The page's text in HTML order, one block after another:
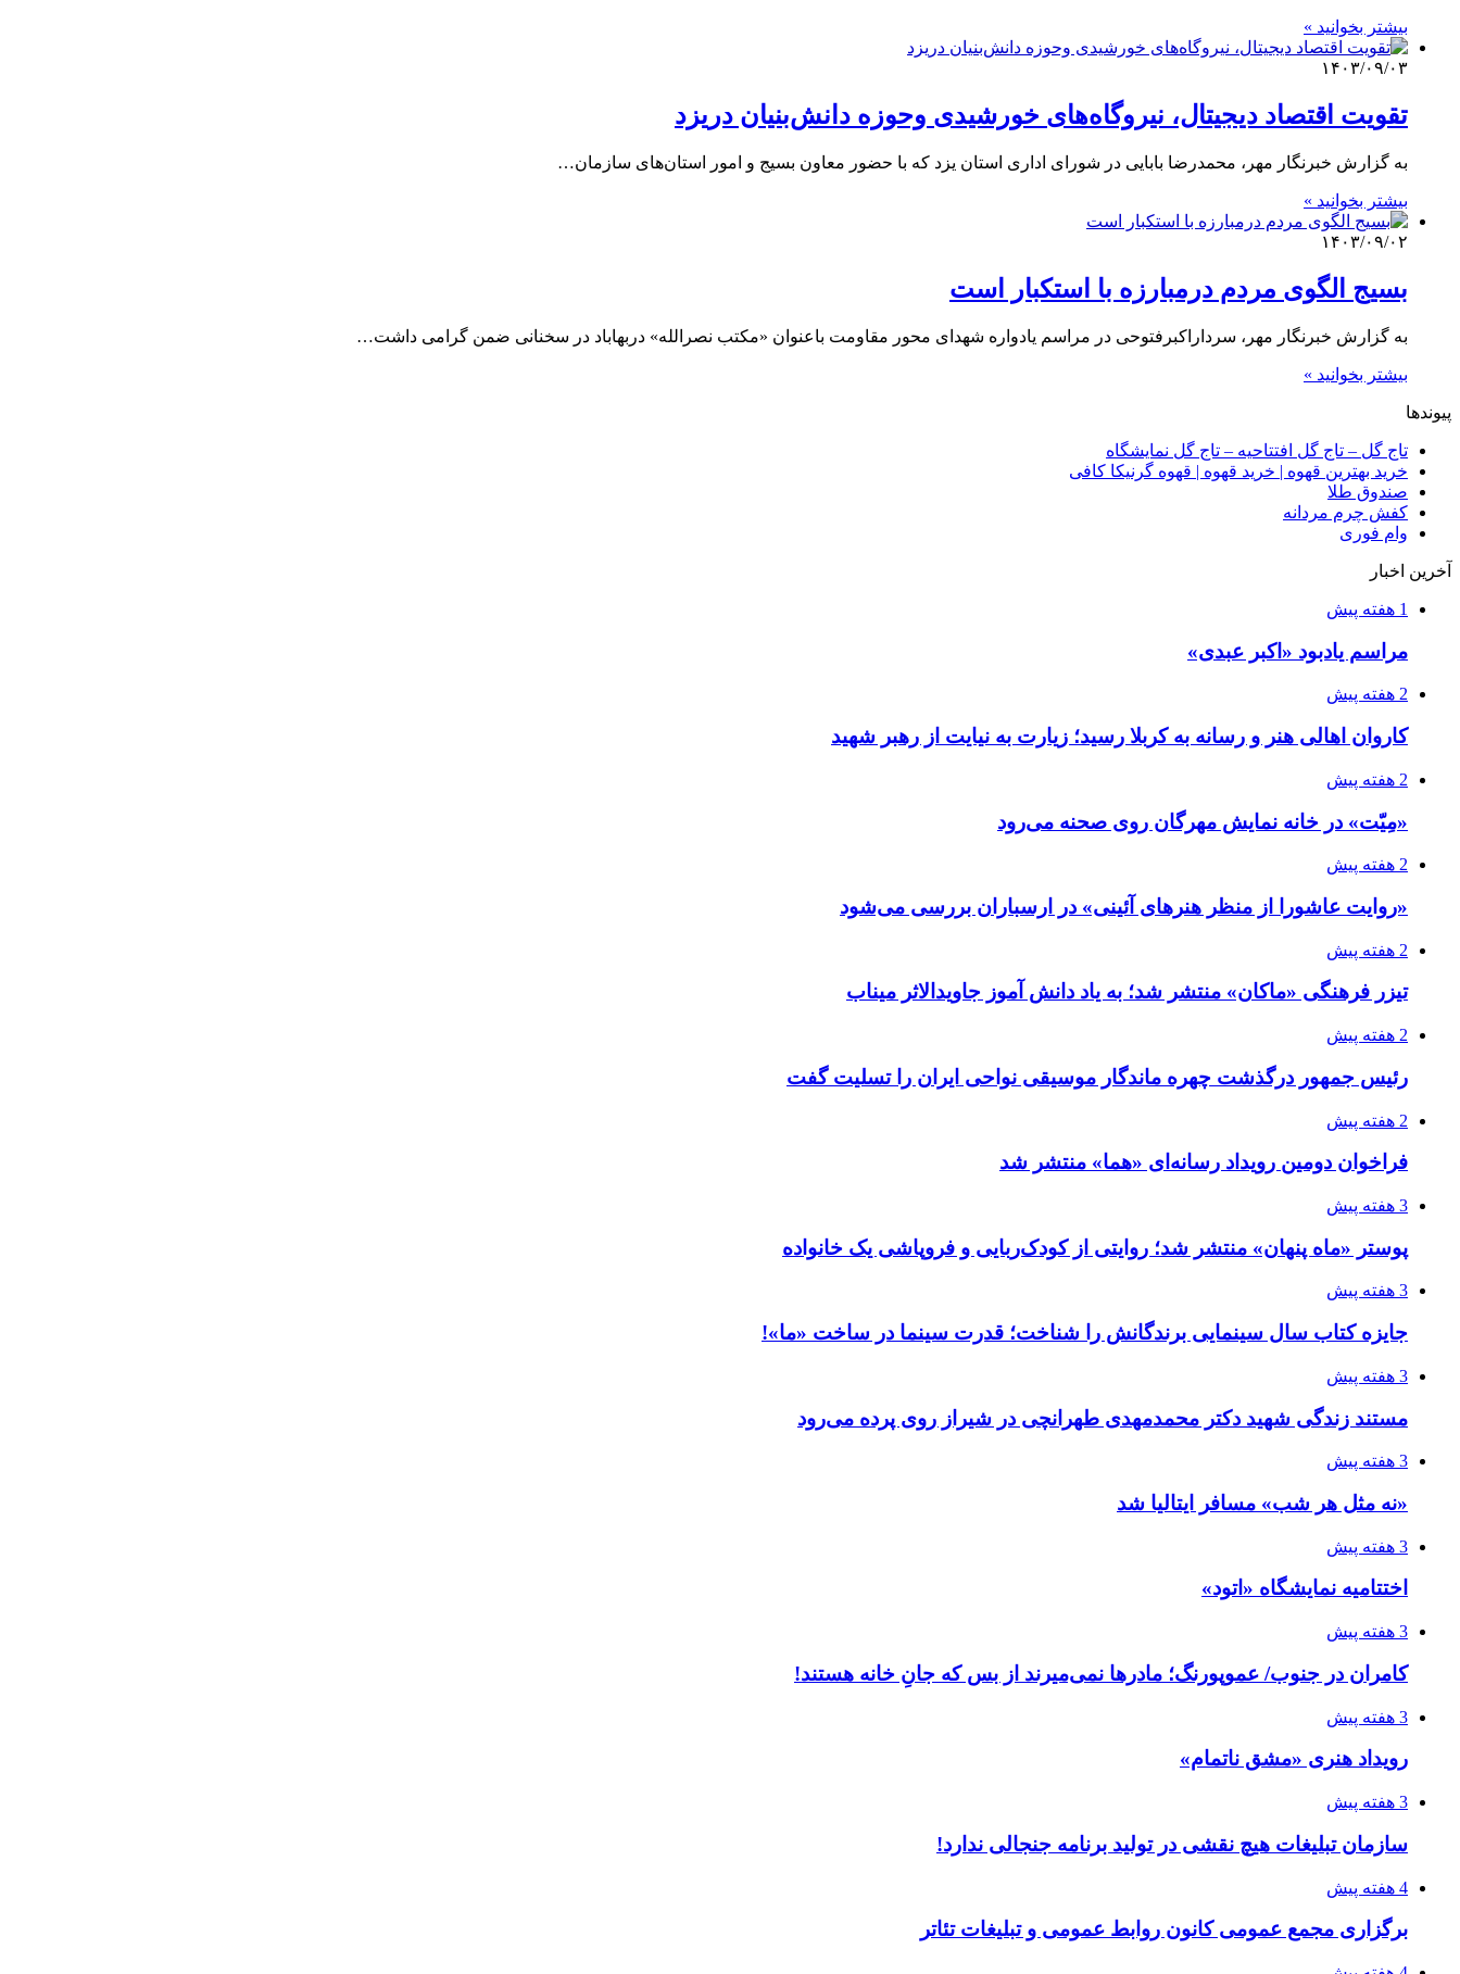
بیشتر بخوانید »
۱۴۰۳/۰۹/۰۳
تقویت اقتصاد دیجیتال، نیروگاه‌های خورشیدی وحوزه دانش‌بنیان دریزد
به گزارش خبرنگار مهر، محمدرضا بابایی در شورای اداری استان یزد که با حضور معاون بسیج و امور استان‌های سازمان…
بیشتر بخوانید »
۱۴۰۳/۰۹/۰۲
بسیج الگوی مردم درمبارزه با استکبار است
به گزارش خبرنگار مهر، سرداراکبرفتوحی در مراسم یادواره شهدای محور مقاومت باعنوان «مکتب نصرالله» دربهاباد در سخنانی ضمن گرامی داشت…
بیشتر بخوانید »
پیوندها
تاج گل – تاج گل افتتاحیه – تاج گل نمایشگاه
خرید بهترین قهوه | خرید قهوه | قهوه گرنیکا کافی
صندوق طلا
کفش چرم مردانه
وام فوری
آخرین اخبار
1 هفته پیش
مراسم یادبود «اکبر عبدی»
2 هفته پیش
کاروان اهالی هنر و رسانه به کربلا رسید؛ زیارت به نیایت از رهبر شهید
2 هفته پیش
«مِیّت» در خانه نمایش مهرگان روی صحنه می‌رود
2 هفته پیش
«روایت عاشورا از منظر هنرهای آئینی» در ارسباران بررسی می‌شود
2 هفته پیش
تیزر فرهنگی «ماکان» منتشر شد؛ به یاد دانش آموز جاویدالاثر میناب
2 هفته پیش
رئیس جمهور درگذشت چهره ماندگار موسیقی نواحی ایران را تسلیت گفت
2 هفته پیش
فراخوان دومین رویداد رسانه‌ای «هما» منتشر شد
3 هفته پیش
پوستر «ماه پنهان» منتشر شد؛ روایتی از کودک‌ربایی و فروپاشی یک خانواده
3 هفته پیش
جایزه کتاب سال سینمایی برندگانش را شناخت؛ قدرت سینما در ساخت «ما»!
3 هفته پیش
مستند زندگی شهید دکتر محمدمهدی طهرانچی در شیراز روی پرده می‌رود
3 هفته پیش
«نه مثل هر شب» مسافر ایتالیا شد
3 هفته پیش
اختتامیه نمایشگاه «اتود»
3 هفته پیش
کامران در جنوب/ عموپورنگ؛ مادرها نمی‌میرند از بس که جانِ خانه هستند!
3 هفته پیش
رویداد هنری «مشق ناتمام»
3 هفته پیش
سازمان تبلیغات هیچ نقشی در تولید برنامه جنجالی ندارد!
4 هفته پیش
برگزاری مجمع عمومی کانون روابط عمومی و تبلیغات تئاتر